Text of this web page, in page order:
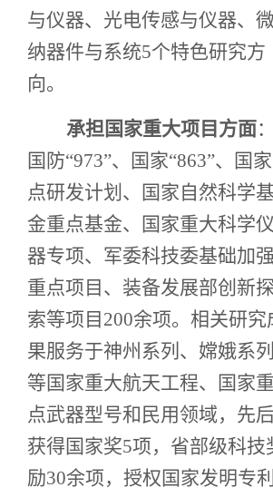
与仪器、光电传感与仪器、
纳器件与系统5个特色研究方
向。
承担国家重大项目方面：
国防“973”、国家“863”、国
点研发计划、国家自然科学基
金重点基金、国家重大科学仪
器专项、军委科技委基础加强
重点项目、装备发展部创新探
索等项目200余项。相关研究
果服务于神州系列、嫦娥系列
等国家重大航天工程、国家重
点武器型号和民用领域，先后
获得国家奖5项，省部级科技
励30余项，授权国家发明专利